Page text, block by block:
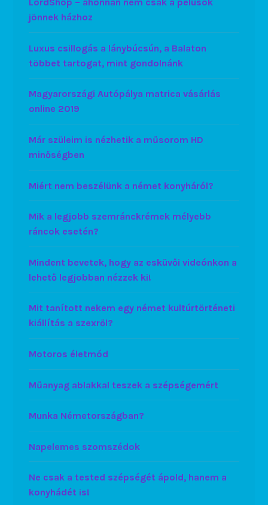
jönnek házhoz
Luxus csillogás a lánybúcsún, a Balaton
többet tartogat, mint gondolnánk
Magyarországi Autópálya matrica vásárlás
online 2019
Már szüleim is nézhetik a műsorom HD
minőségben
Miért nem beszélünk a német konyháról?
Mik a legjobb szemránckrémek mélyebb
ráncok esetén?
Mindent bevetek, hogy az esküvői videónkon a
lehető legjobban nézzek ki!
Mit tanított nekem egy német kultúrtörténeti
kiállítás a szexről?
Motoros életmód
Műanyag ablakkal teszek a szépségemért
Munka Németországban?
Napelemes szomszédok
Ne csak a tested szépségét ápold, hanem a
konyhádét is!